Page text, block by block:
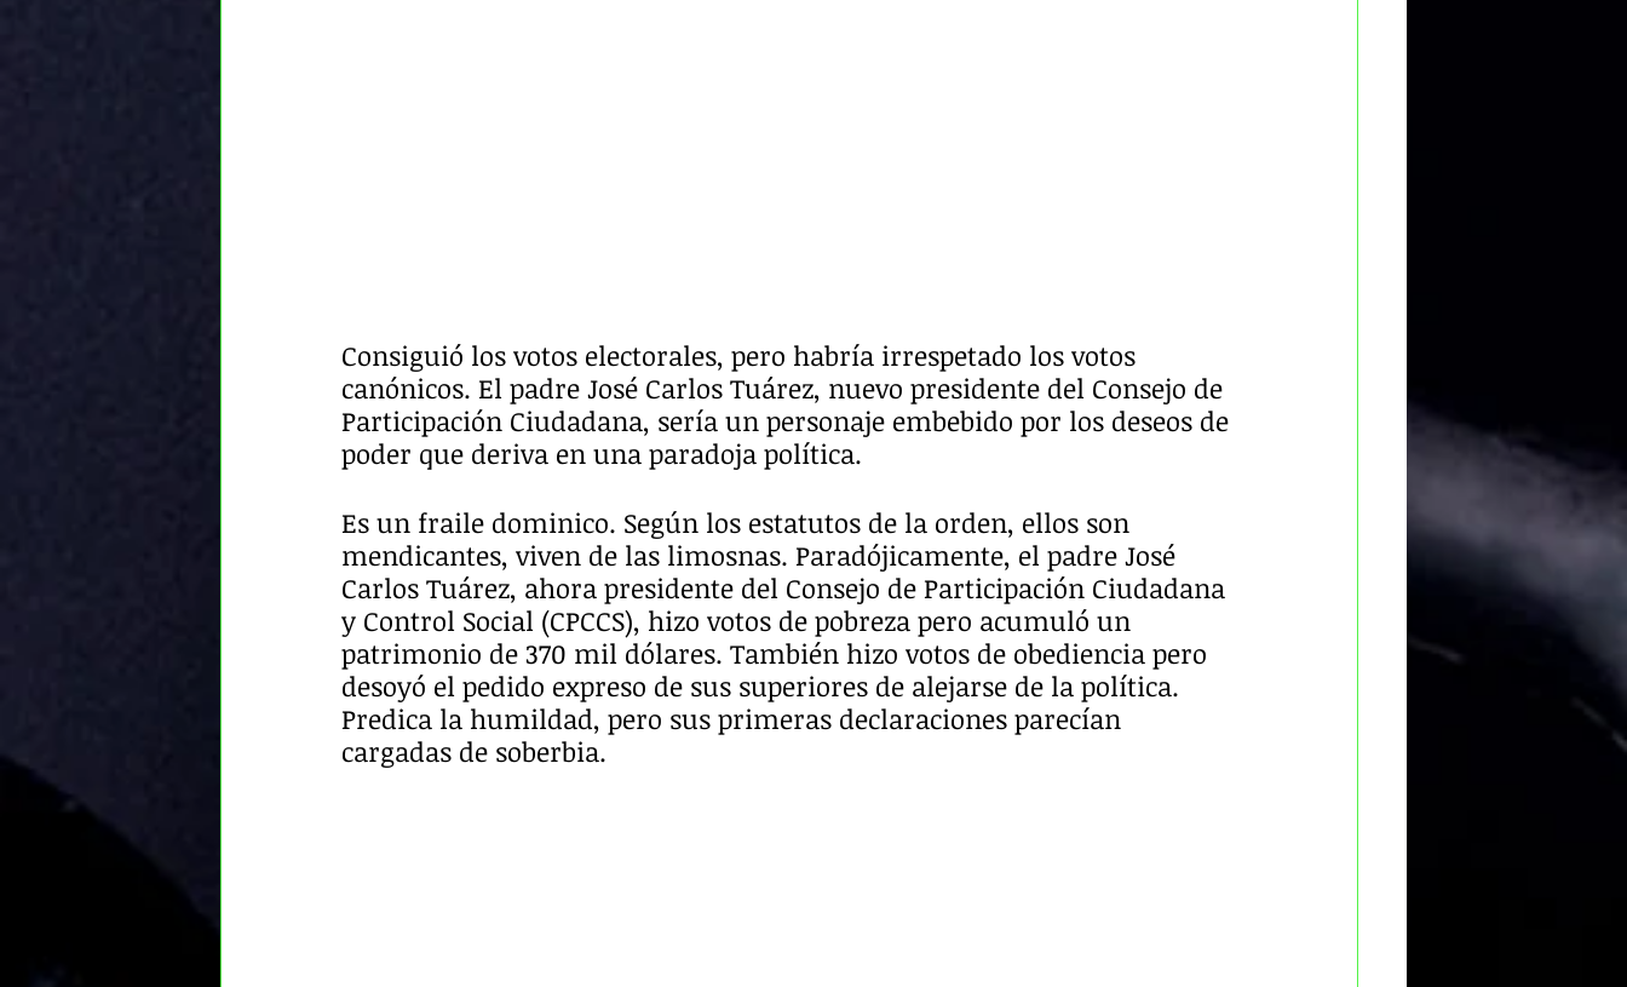
Consiguió los votos electorales, pero habría irrespetado los votos
canónicos. El padre José Carlos Tuárez, nuevo presidente del Consejo de
Participación Ciudadana, sería un personaje embebido por los deseos de
poder que deriva en una paradoja política.
Es un fraile dominico. Según los estatutos de la orden, ellos son
mendicantes, viven de las limosnas. Paradójicamente, el padre José
Carlos Tuárez, ahora presidente del Consejo de Participación Ciudadana
y Control Social (CPCCS), hizo votos de pobreza pero acumuló un
patrimonio de 370 mil dólares. También hizo votos de obediencia pero
desoyó el pedido expreso de sus superiores de alejarse de la política.
Predica la humildad, pero sus primeras declaraciones parecían
cargadas de soberbia.